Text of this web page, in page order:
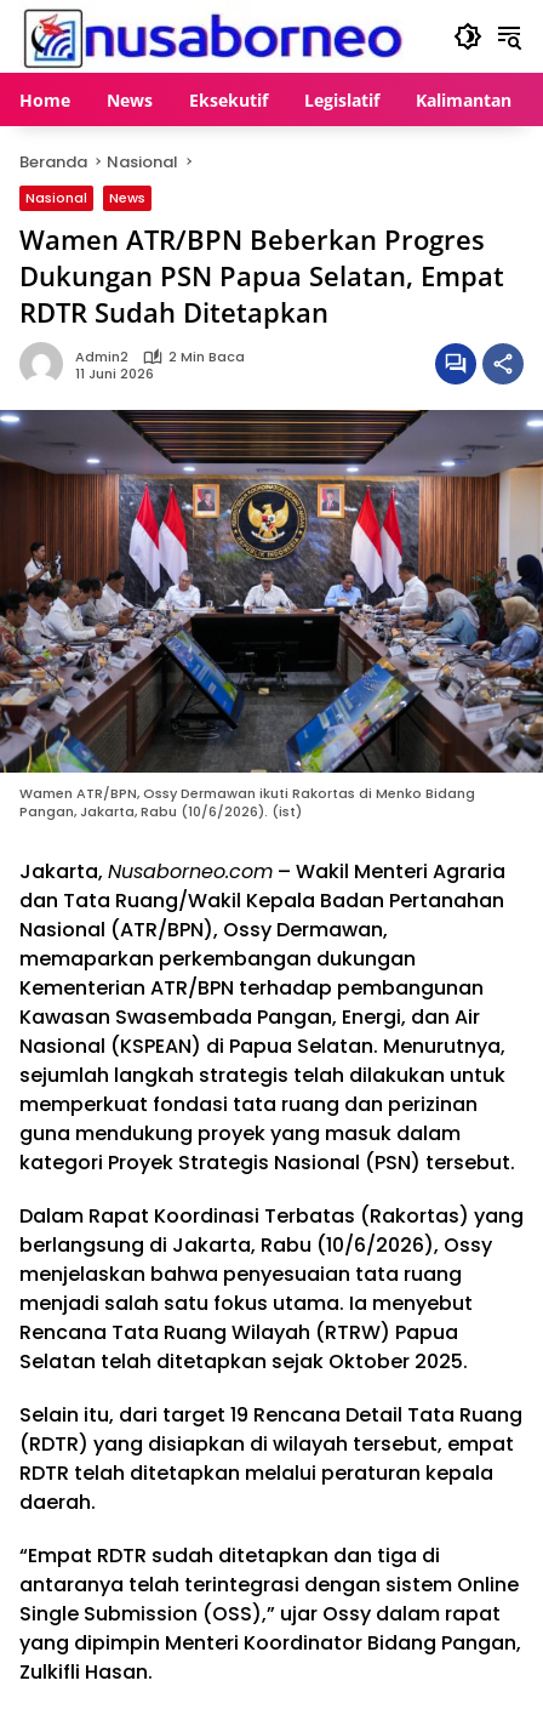
Langsung
konten
Home News Eksekutif Legislatif Kalimantan
Beranda Nasional
Nasional News
Wamen ATR/BPN Beberkan Progres
Dukungan PSN Papua Selatan, Empat
RDTR Sudah Ditetapkan
Admin2
2 Min Baca
11 Juni 2026
Wamen ATR/BPN, Ossy Dermawan ikuti Rakortas di Menko Bidang
Pangan, Jakarta, Rabu (10/6/2026). (ist)
Jakarta, Nusaborneo.com – Wakil Menteri Agraria
dan Tata Ruang/Wakil Kepala Badan Pertanahan
Nasional (ATR/BPN), Ossy Dermawan,
memaparkan perkembangan dukungan
Kementerian ATR/BPN terhadap pembangunan
Kawasan Swasembada Pangan, Energi, dan Air
Nasional (KSPEAN) di Papua Selatan. Menurutnya,
sejumlah langkah strategis telah dilakukan untuk
memperkuat fondasi tata ruang dan perizinan
guna mendukung proyek yang masuk dalam
kategori Proyek Strategis Nasional (PSN) tersebut.
Dalam Rapat Koordinasi Terbatas (Rakortas) yang
berlangsung di Jakarta, Rabu (10/6/2026), Ossy
menjelaskan bahwa penyesuaian tata ruang
menjadi salah satu fokus utama. Ia menyebut
Rencana Tata Ruang Wilayah (RTRW) Papua
Selatan telah ditetapkan sejak Oktober 2025.
Selain itu, dari target 19 Rencana Detail Tata Ruang
(RDTR) yang disiapkan di wilayah tersebut, empat
RDTR telah ditetapkan melalui peraturan kepala
daerah.
“Empat RDTR sudah ditetapkan dan tiga di
antaranya telah terintegrasi dengan sistem Online
Single Submission (OSS),” ujar Ossy dalam rapat
yang dipimpin Menteri Koordinator Bidang Pangan,
Zulkifli Hasan.